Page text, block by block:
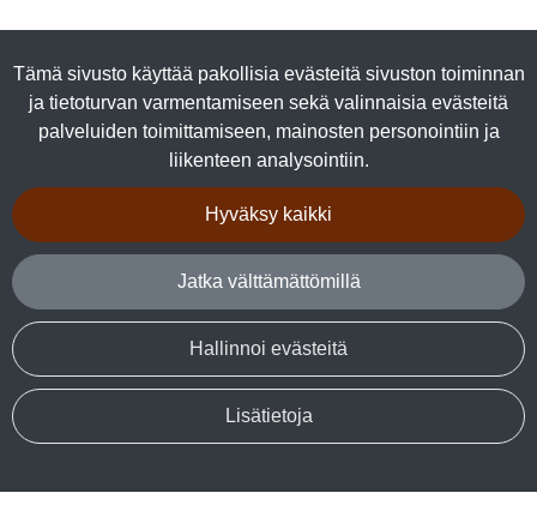
Tämä sivusto käyttää pakollisia evästeitä sivuston toiminnan
ja tietoturvan varmentamiseen sekä valinnaisia evästeitä
palveluiden toimittamiseen, mainosten personointiin ja
liikenteen analysointiin.
Hyväksy kaikki
Jatka välttämättömillä
Hallinnoi evästeitä
Lisätietoja
Luomutuotteet
Lihasäilykkeet
Kalasäilykkeet
Talkkuna & Hunaja
Makeiset
Kuivalihat
Seuraa sosiaalisessa mediassa
Facebook